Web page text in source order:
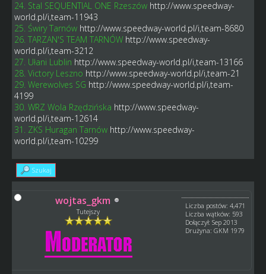
24. Stal SEQUENTIAL ONE Rzeszów http://www.speedway-
world.pl/i,team-11943
25. Świry Tarnów http://www.speedway-world.pl/i,team-8680
26. TARZAN'S TEAM TARNÓW http://www.speedway-
world.pl/i,team-3212
27. Ułani Lublin http://www.speedway-world.pl/i,team-13166
28. Victory Leszno http://www.speedway-world.pl/i,team-21
29. Werewolves SG http://www.speedway-world.pl/i,team-
4199
30. WRZ Wola Rzędzińska http://www.speedway-
world.pl/i,team-12614
31. ZKS Huragan Tarnów http://www.speedway-
world.pl/i,team-10299
Szukaj
wojtas_gkm
Tutejszy
Liczba postów: 4,471
Liczba wątków: 593
Dołączył: Sep 2013
Drużyna: GKM 1979